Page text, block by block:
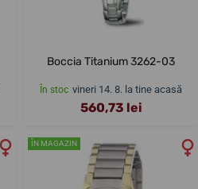
Boccia Titanium 3262-03
În stoc vineri 14. 8. la tine acasă
560,73 lei
ÎN MAGAZIN